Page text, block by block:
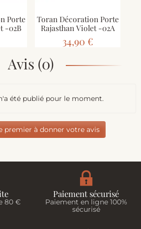
Porte
-02B
Toran Décoration Porte
Rajasthan Violet -02A
34,90 €
Avis (0)
été publié pour le moment.
premier à donner votre avis
80 €
Paiement sécurisé
Paiement en ligne 100%
sécurisé